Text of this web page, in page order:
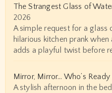
The Strangest Glass of
2026
A simple request for a glass
hilarious kitchen prank
adds a playful twist before
Mirror, Mirror… Who’s Ready
A stylish afternoon in the